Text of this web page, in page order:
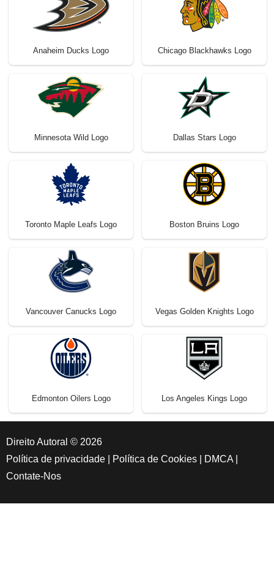
Anaheim Ducks Logo Chicago Blackhawks Logo
Minnesota Wild Logo Dallas Stars Logo
Toronto Maple Leafs Logo Boston Bruins Logo
Vancouver Canucks Logo Vegas Golden Knights Logo
Edmonton Oilers Logo Los Angeles Kings Logo
Direito Autoral © 2026
Política de privacidade
Política de Cookies DMCA
Contate-Nos